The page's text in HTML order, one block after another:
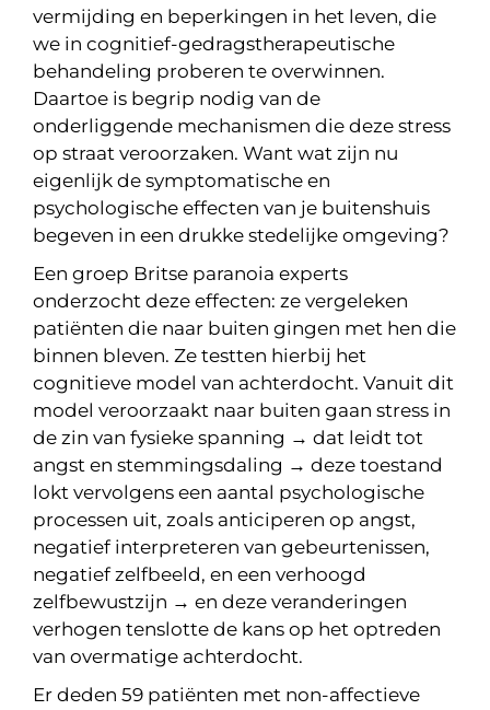
vermijding en beperkingen in het leven, die
we in cognitief-gedragstherapeutische
behandeling proberen te overwinnen.
Daartoe is begrip nodig van de
onderliggende mechanismen die deze stress
op straat veroorzaken. Want wat zijn nu
eigenlijk de symptomatische en
psychologische effecten van je buitenshuis
begeven in een drukke stedelijke omgeving?
Een groep Britse paranoia experts
onderzocht deze effecten: ze vergeleken
patiënten die naar buiten gingen met hen die
binnen bleven. Ze testten hierbij het
cognitieve model van achterdocht. Vanuit dit
model veroorzaakt naar buiten gaan stress in
de zin van fysieke spanning → dat leidt tot
angst en stemmingsdaling → deze toestand
lokt vervolgens een aantal psychologische
processen uit, zoals anticiperen op angst,
negatief interpreteren van gebeurtenissen,
negatief zelfbeeld, en een verhoogd
zelfbewustzijn → en deze veranderingen
verhogen tenslotte de kans op het optreden
van overmatige achterdocht.
Er deden 59 patiënten met non-affectieve